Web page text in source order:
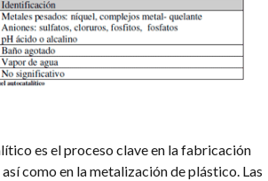
es el proceso clave en la fabricación
como en la metalización de plástico. Las